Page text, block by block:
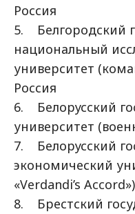
Россия
5. Белгородский
национальный
университет
Россия
6. Белорусский
университет
7. Белорусский
экономический
«Verdandi’s
8. Брестский